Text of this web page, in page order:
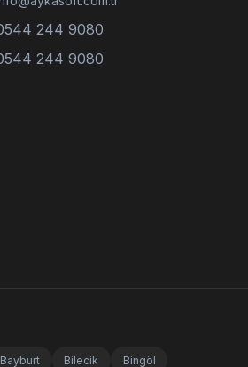
244 9080
244 9080
Bayburt Bilecik Bingöl